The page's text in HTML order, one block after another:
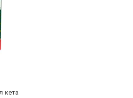
кета